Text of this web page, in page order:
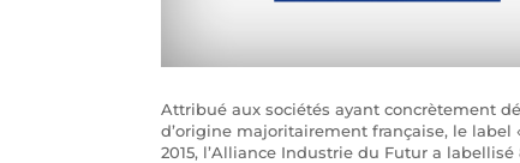
Attribué aux sociétés ayant concrètement
d’origine majoritairement française, le
2015, l’Alliance Industrie du Futur a